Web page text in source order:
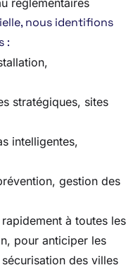
réglementaires
nous identifions
:
stratégiques, sites
intelligentes,
gestion des
à toutes les
pour anticiper les
des villes